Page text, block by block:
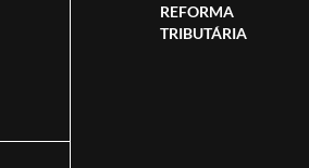
REFORMA
TRIBUTÁRIA